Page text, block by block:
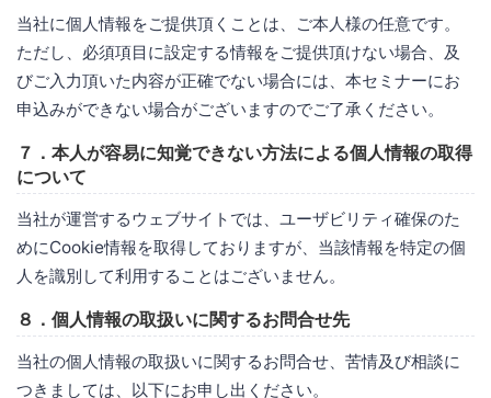
当社に個人情報をご提供頂くことは、ご本人様の任意です。
ただし、必須項目に設定する情報をご提供頂けない場合、及
びご入力頂いた内容が正確でない場合には、本セミナーにお
申込みができない場合がございますのでご了承ください。
７．本人が容易に知覚できない方法による個人情報の取得
について
当社が運営するウェブサイトでは、ユーザビリティ確保のた
めにCookie情報を取得しておりますが、当該情報を特定の個
人を識別して利用することはございません。
８．個人情報の取扱いに関するお問合せ先
当社の個人情報の取扱いに関するお問合せ、苦情及び相談に
つきましては、以下にお申し出ください。